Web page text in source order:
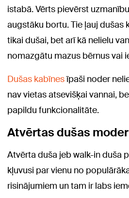
istabā. Vērts pievērst
augstāku bortu. Tie ļauj dušas
tikai dušai, bet arī kā nelielu
nomazgātu mazus bērnus vai
Dušas kabīnesīpaši noder
nav vietas atsevišķai vannai,
papildu funkcionalitāte.
Atvērtas dušas
Atvērta duša jeb walk-in duša
kļuvusi par vienu no
risinājumiem un tam ir labs